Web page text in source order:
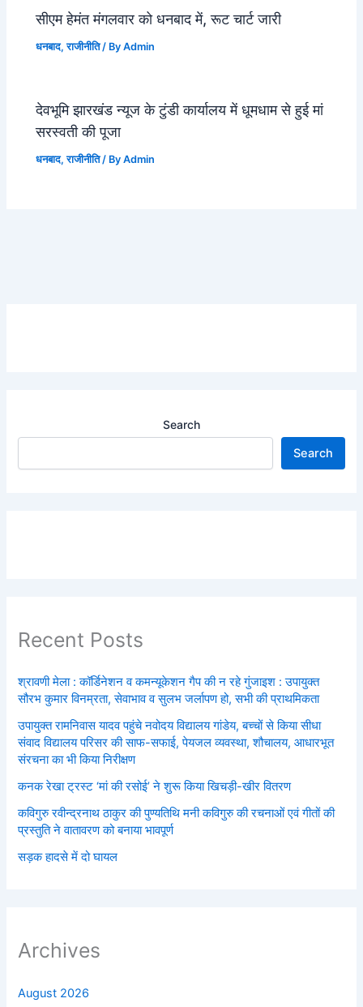
सीएम हेमंत मंगलवार को धनबाद में, रूट चार्ट जारी
धनबाद,राजीनीति/ ByAdmin
देवभूमि झारखंड न्यूज के टुंडी कार्यालय में धूमधाम से हुई मां
सरस्वती की पूजा
धनबाद,राजीनीति/ ByAdmin
Search
Search
Recent Posts
श्रावणी मेला : कॉर्डिनेशन व कमन्यूकेशन गैप की न रहे गुंजाइश : उपायुक्त
सौरभ कुमार विनम्रता, सेवाभाव व सुलभ जर्लापण हो, सभी की प्राथमिकता
उपायुक्त रामनिवास यादव पहुंचे नवोदय विद्यालय गांडेय, बच्चों से किया सीधा
संवाद विद्यालय परिसर की साफ-सफाई, पेयजल व्यवस्था, शौचालय, आधारभूत
संरचना का भी किया निरीक्षण
कनक रेखा ट्रस्ट ‘मां की रसोई’ ने शुरू किया खिचड़ी-खीर वितरण
कविगुरु रवीन्द्रनाथ ठाकुर की पुण्यतिथि मनी कविगुरु की रचनाओं एवं गीतों की
प्रस्तुति ने वातावरण को बनाया भावपूर्ण
सड़क हादसे में दो घायल
Archives
August 2026